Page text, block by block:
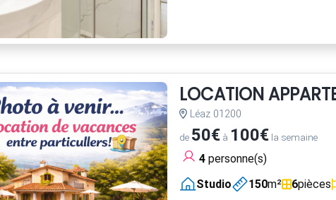
LOCATION
Léaz 01200
de 50€à 100€la semaine
4personne(s)
Studio
150m² 6pièces